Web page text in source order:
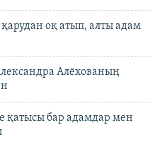
оқ атып, алты адам
Алёхованың
қатысы бар адамдар мен